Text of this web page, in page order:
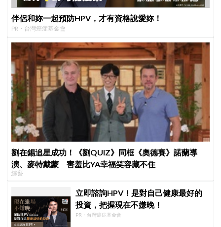
伴侶和妳一起預防HPV，才有資格說愛妳！
PR・台灣癌症基金會
劉在錫追星成功！《劉QUIZ》同框《奧德賽》諾蘭導
演、麥特戴蒙 害羞比YA幸福笑容藏不住
綜藝
立即諮詢HPV！是對自己健康最好的
投資，把握現在不嫌晚！
PR・台灣癌症基金會